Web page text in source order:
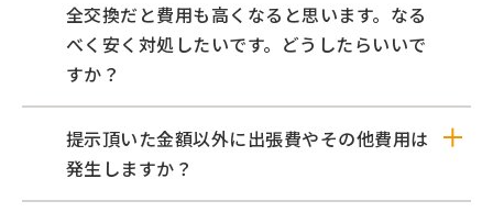
全交換だと費用も高くなると思います。なる
べく安く対処したいです。どうしたらいいで
すか？
提示頂いた金額以外に出張費やその他費用は
発生しますか？